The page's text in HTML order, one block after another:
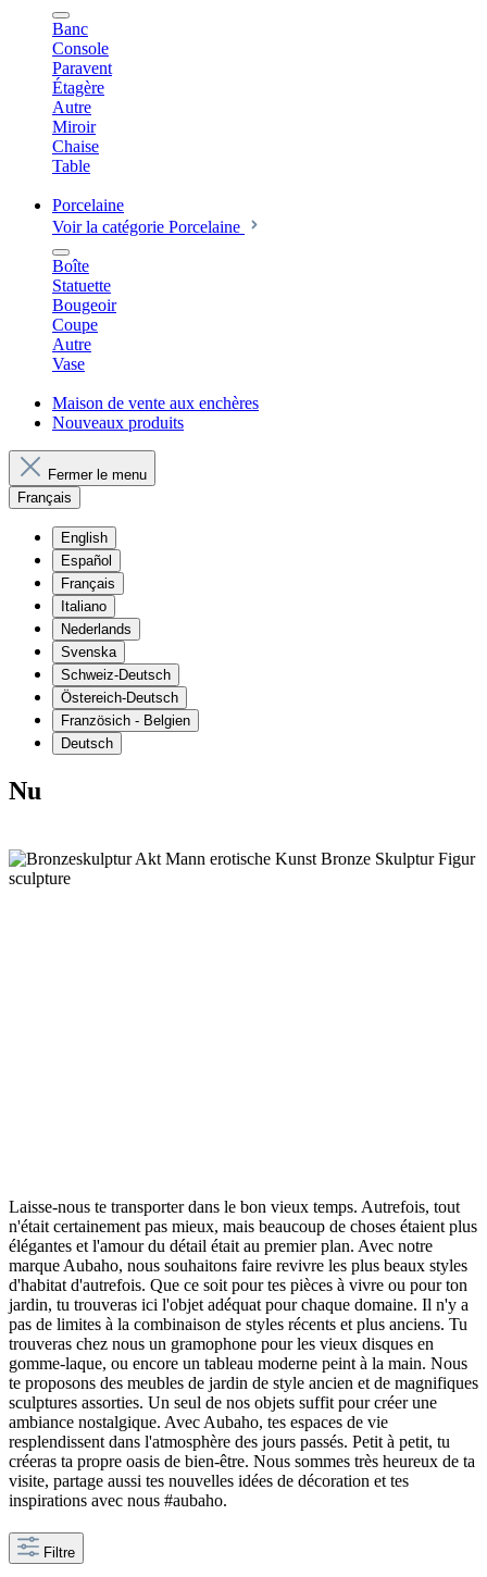
Banc
Console
Paravent
Étagère
Autre
Miroir
Chaise
Table
Porcelaine
Voir la catégorie Porcelaine
Boîte
Statuette
Bougeoir
Coupe
Autre
Vase
Maison de vente aux enchères
Nouveaux produits
Fermer le menu
Français
English
Español
Français
Italiano
Nederlands
Svenska
Schweiz-Deutsch
Östereich-Deutsch
Französich - Belgien
Deutsch
Nu
Laisse-nous te transporter dans le bon vieux temps. Autrefois, tout
n'était certainement pas mieux, mais beaucoup de choses étaient plus
élégantes et l'amour du détail était au premier plan. Avec notre
marque Aubaho, nous souhaitons faire revivre les plus beaux styles
d'habitat d'autrefois. Que ce soit pour tes pièces à vivre ou pour ton
jardin, tu trouveras ici l'objet adéquat pour chaque domaine. Il n'y a
pas de limites à la combinaison de styles récents et plus anciens. Tu
trouveras chez nous un gramophone pour les vieux disques en
gomme-laque, ou encore un tableau moderne peint à la main. Nous
te proposons des meubles de jardin de style ancien et de magnifiques
sculptures assorties. Un seul de nos objets suffit pour créer une
ambiance nostalgique. Avec Aubaho, tes espaces de vie
resplendissent dans l'atmosphère des jours passés. Petit à petit, tu
créeras ta propre oasis de bien-être. Nous sommes très heureux de ta
visite, partage aussi tes nouvelles idées de décoration et tes
inspirations avec nous #aubaho.
Filtre